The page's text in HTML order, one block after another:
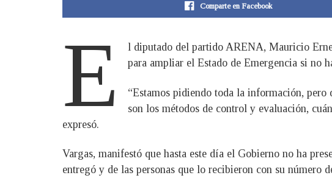
Comparte en Facebook
E
l diputado del partido ARENA, Mauricio
para ampliar el Estado de Emergencia si no
“Estamos pidiendo toda la información, pero
son los métodos de control y evaluación,
expresó.
Vargas, manifestó que hasta este día el Gobierno no ha
entregó y de las personas que lo recibieron con su número